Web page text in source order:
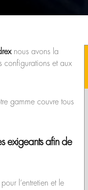
nous avons la
configurations et aux
gamme couvre tous
exigeants afin de
l’entretien et le